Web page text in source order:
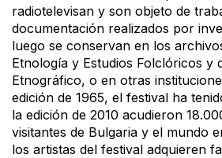
radiotelevisan y son objeto de
documentación realizados por
luego se conservan en los
Etnología y Estudios Folclóricos y
Etnográfico, o en otras
edición de 1965, el festival ha
la edición de 2010 acudieron
visitantes de Bulgaria y el mundo
los artistas del festival adquieren